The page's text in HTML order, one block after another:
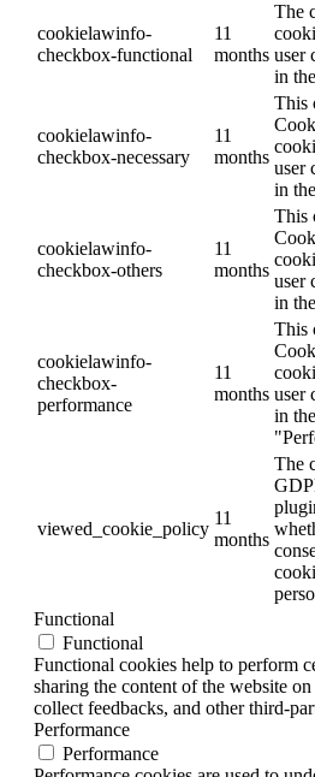
cookielawinfo-
checkbox-functional
11
months
The
user
in
cookielawinfo-
checkbox-necessary
11
months
This
user
in
cookielawinfo-
checkbox-others
11
months
This
user
in
cookielawinfo-
checkbox-
performance
11
months
This
user
in
viewed_cookie_policy
11
months
The
Functional
Functional
Functional cookies help to perform
sharing the content of the website
collect feedbacks, and other third-
Performance
Performance